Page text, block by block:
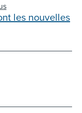
les nouvelles